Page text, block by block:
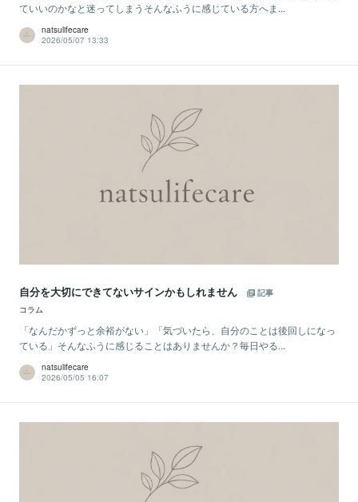
ていいのかなと迷ってしまうそんなふうに感じている方へま...
natsulifecare
2026/05/07 13:33
自分を大切にできてないサインかもしれません
記事
コラム
「なんだかずっと余裕がない」「気づいたら、自分のことは後回しになっ
ている」そんなふうに感じることはありませんか？毎日やる...
natsulifecare
2026/05/05 16:07